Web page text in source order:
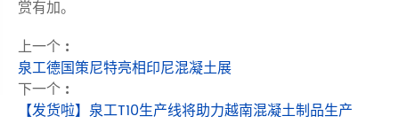
赏有加。
上一个 :
泉工德国策尼特亮相印尼混凝土展
下一个 :
【发货啦】泉工T10生产线将助力越南混凝土制品生产